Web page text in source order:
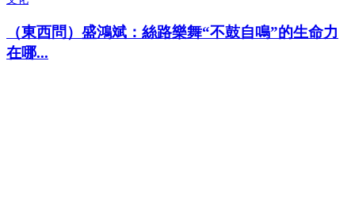
（東西問）盛鴻斌：絲路樂舞“不鼓自鳴”的生命力
在哪...